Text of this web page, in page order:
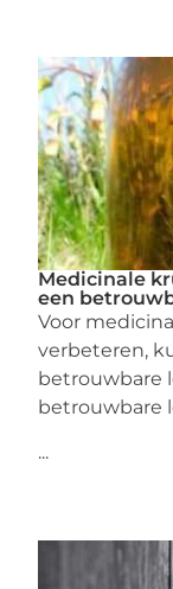
Medicinale
een
Voor
verbeteren,
betrouwbare
betrouwbare
...